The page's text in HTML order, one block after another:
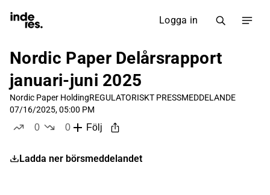
Logga in
Nordic Paper Delårsrapport
januari-juni 2025
Nordic Paper HoldingREGULATORISKT PRESSMEDDELANDE
07/16/2025, 05:00 PM
0
0
Följ
Ladda ner börsmeddelandet